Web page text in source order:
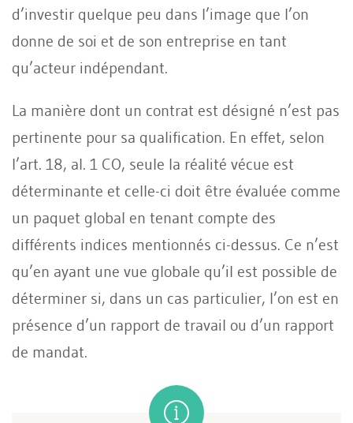
d’investir quelque peu dans l’image que l’on
donne de soi et de son entreprise en tant
qu’acteur indépendant.
La manière dont un contrat est désigné n’est pas
pertinente pour sa qualification. En effet, selon
l’art. 18, al. 1 CO, seule la réalité vécue est
déterminante et celle-ci doit être évaluée comme
un paquet global en tenant compte des
différents indices mentionnés ci-dessus. Ce n’est
qu’en ayant une vue globale qu’il est possible de
déterminer si, dans un cas particulier, l’on est en
présence d’un rapport de travail ou d’un rapport
de mandat.